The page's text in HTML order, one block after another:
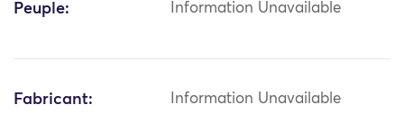
Peuple: Information Unavailable
Fabricant: Information Unavailable